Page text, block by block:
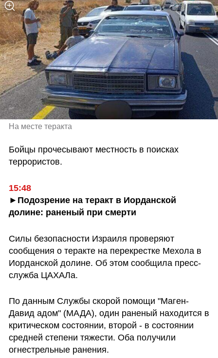
На месте теракта
Бойцы прочесывают местность в поисках
террористов.
15:48
►Подозрение на теракт в Иорданской
долине: раненый при смерти
Силы безопасности Израиля проверяют
сообщения о теракте на перекрестке Мехола в
Иорданской долине. Об этом сообщила пресс-
служба ЦАХАЛа.
По данным Службы скорой помощи "Маген-
Давид адом" (МАДА), один раненый находится в
критическом состоянии, второй - в состоянии
средней степени тяжести. Оба получили
огнестрельные ранения.